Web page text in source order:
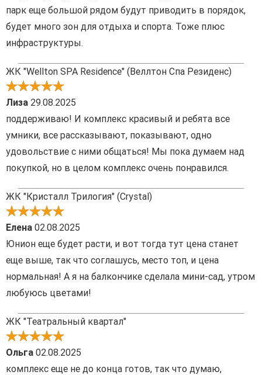
парк еще большой рядом будут приводить в порядок,
будет много зон для отдыха и спорта. Тоже плюс
инфраструктуры.
ЖК "Wellton SPA Residence" (Веллтон Спа Резиденс)
Лиза 29.08.2025
поддерживаю! И комплекс красивый и ребята все
умники, все рассказывают, показывают, одно
удовольствие с ними общаться! Мы пока думаем над
покупкой, но в целом комплекс очень понравился.
ЖК "Кристалл Трилогия" (Crystal)
Елена 02.08.2025
Юнион еще будет расти, и вот тогда тут цена станет
еще выше, так что соглашусь, место топ, и цена
нормальная! А я на балкончике сделала мини-сад, утром
любуюсь цветами!
ЖК "Театральный квартал"
Ольга 02.08.2025
комплекс еще не до конца готов, так что думаю,